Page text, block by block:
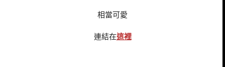
相當可愛
連結在這裡